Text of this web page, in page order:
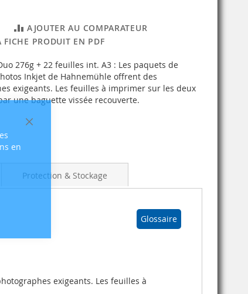
Fermer
en
AJOUTER AU COMPARATEUR
FICHE PRODUIT EN PDF
276g + 22 feuilles int. A3 : Les paquets de
Inkjet de Hahnemühle offrent des
exigeants. Les feuilles à imprimer sur les deux
une baguette vissée recouverte.
Glossaire
exigeants. Les feuilles à
Protection & Stockage